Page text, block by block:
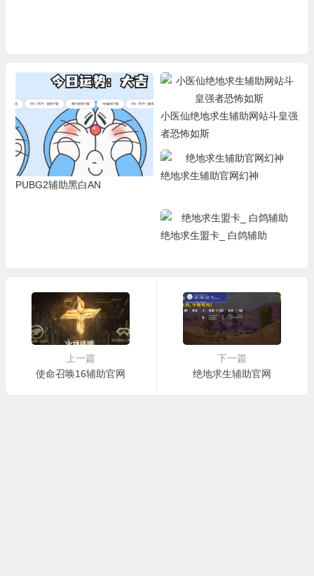
PUBG2辅助黑白AN
小医仙绝地求生辅助网站斗皇强
者恐怖如斯
绝地求生辅助官网幻神
绝地求生盟卡_ 白鸽辅助
上一篇
使命召唤16辅助官网
下一篇
绝地求生辅助官网